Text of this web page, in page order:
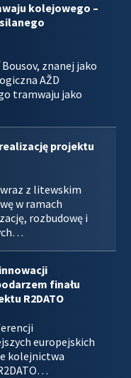
kolejowego –
znanej jako
AŽD
tramwaju jako
projektu
z litewskim
w ramach
rozbudowę i
finału
R2DATO
europejskich
kolejnictwa